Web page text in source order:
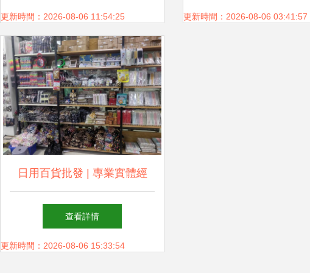
更新時間：2026-08-06 11:54:25 更新時間：2026-08-06 03:41:57
日用百貨批發 | 專業實體經
營，用心配送每一單
查看詳情
更新時間：2026-08-06 15:33:54